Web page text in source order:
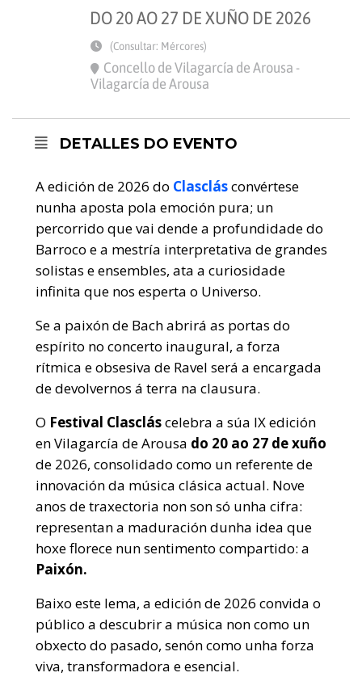
DO 20 AO 27 DE XUÑO DE 2026
(Consultar: Mércores)
Concello de Vilagarcía de Arousa -
Vilagarcía de Arousa
DETALLES DO EVENTO
A edición de 2026 do Clasclásconvértese
nunha aposta pola emoción pura; un
percorrido que vai dende a profundidade do
Barroco e a mestría interpretativa de grandes
solistas e ensembles, ata a curiosidade
infinita que nos esperta o Universo.
Se a paixón de Bach abrirá as portas do
espírito no concerto inaugural, a forza
rítmica e obsesiva de Ravel será a encargada
de devolvernos á terra na clausura.
O Festival Clascláscelebra a súa IX edición
en Vilagarcía de Arousa do 20 ao 27 de xuño
de 2026, consolidado como un referente de
innovación da música clásica actual. Nove
anos de traxectoria non son só unha cifra:
representan a maduración dunha idea que
hoxe florece nun sentimento compartido: a
Paixón.
Baixo este lema, a edición de 2026 convida o
público a descubrir a música non como un
obxecto do pasado, senón como unha forza
viva, transformadora e esencial.